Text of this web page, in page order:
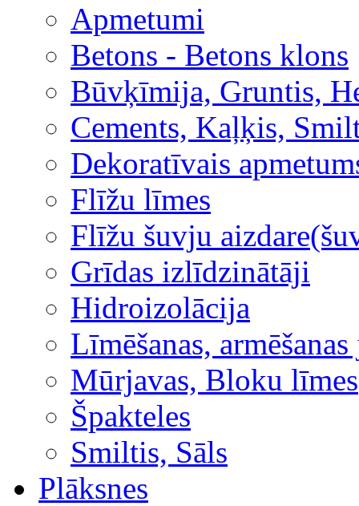
Apmetumi
Betons - Betons klons
Būvķīmija, Gruntis,
Cements, Kaļķis,
Dekoratīvais
Flīžu līmes
Flīžu šuvju
Grīdas izlīdzinātāji
Hidroizolācija
Līmēšanas, armēšanas
Mūrjavas, Bloku līmes
Špakteles
Smiltis, Sāls
Plāksnes